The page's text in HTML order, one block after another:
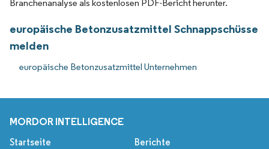
Branchenanalyse als kostenlosen PDF-Bericht herunter.
europäische Betonzusatzmittel Schnappschüsse
melden
europäische Betonzusatzmittel Unternehmen
MORDOR INTELLIGENCE
Startseite Berichte